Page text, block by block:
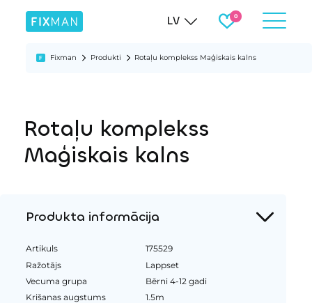
LV
Fixman Produkti Rotaļu komplekss Maģiskais kalns
Rotaļu komplekss
Maģiskais kalns
Produkta informācija
Artikuls
175529
Ražotājs
Lappset
Vecuma grupa
Bērni 4-12 gadi
Krišanas augstums
1.5m